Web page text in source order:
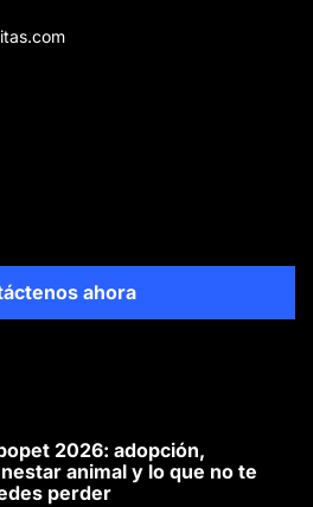
ahora
2026: adopción,
animal y lo que no te
perder